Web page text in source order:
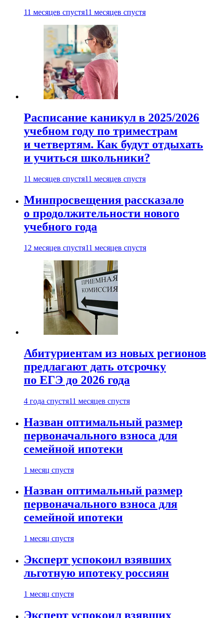
11 месяцев спустя11 месяцев спустя
Расписание каникул в 2025/2026
учебном году по триместрам
и четвертям. Как будут отдыхать
и учиться школьники?
11 месяцев спустя11 месяцев спустя
Минпросвещения рассказало
о продолжительности нового
учебного года
12 месяцев спустя11 месяцев спустя
Абитуриентам из новых регионов
предлагают дать отсрочку
по ЕГЭ до 2026 года
4 года спустя11 месяцев спустя
Назван оптимальный размер
первоначального взноса для
семейной ипотеки
1 месяц спустя
Назван оптимальный размер
первоначального взноса для
семейной ипотеки
1 месяц спустя
Эксперт успокоил взявших
льготную ипотеку россиян
1 месяц спустя
Эксперт успокоил взявших